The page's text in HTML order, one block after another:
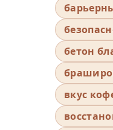
бетон
вкус